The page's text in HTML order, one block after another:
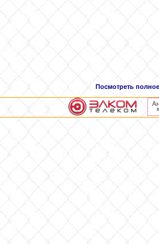
Посмотреть